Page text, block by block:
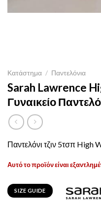
Κατάστημα / Παντελόνια
Sarah Lawrence
Γυναικείο
Παντελόνι τζιν 5τσπ High
Αυτό το προϊόν είναι
SIZE GUIDE